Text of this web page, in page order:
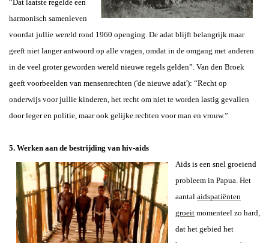
“Dat laatste regelde een
harmonisch samenleven
voordat jullie wereld rond 1960 openging. De adat blijft belangrijk maar
geeft niet langer antwoord op alle vragen, omdat in de omgang met anderen
in de veel groter geworden wereld nieuwe regels gelden”. Van den Broek
geeft voorbeelden van mensenrechten ('de nieuwe adat'): “Recht op
onderwijs voor jullie kinderen, het recht om niet te worden lastig gevallen
door leger en politie, maar ook gelijke rechten voor man en vrouw.”
5. Werken aan de bestrijding van hiv-aids
Aids is een snel groeiend
probleem in Papua. Het
aantal aidspatiënten
groeit momenteel zo hard,
dat het gebied het